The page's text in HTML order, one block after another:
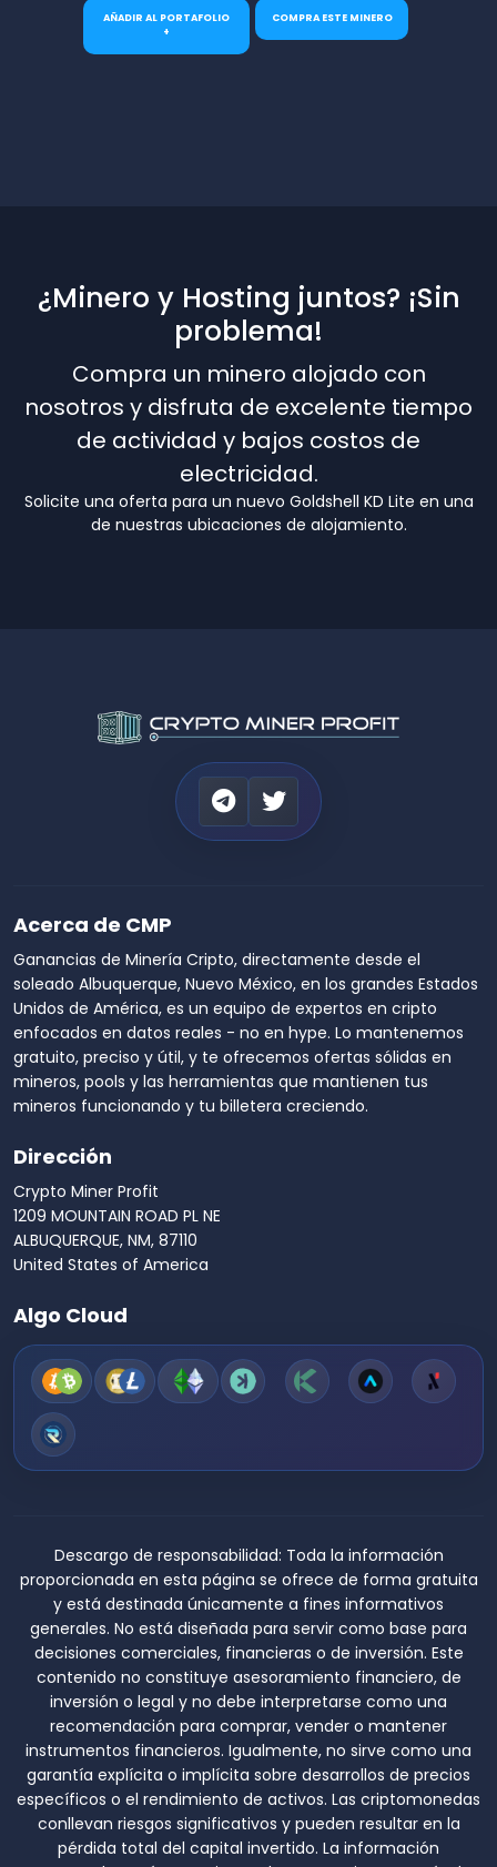
AÑADIR AL PORTAFOLIO
+
COMPRA ESTE MINERO
¿Minero y Hosting juntos? ¡Sin
problema!
Compra un minero alojado con
nosotros y disfruta de excelente tiempo
de actividad y bajos costos de
electricidad.
Solicite una oferta para un nuevo Goldshell KD Lite en una
de nuestras ubicaciones de alojamiento.
Acerca de CMP
Ganancias de Minería Cripto, directamente desde el
soleado Albuquerque, Nuevo México, en los grandes Estados
Unidos de América, es un equipo de expertos en cripto
enfocados en datos reales - no en hype. Lo mantenemos
gratuito, preciso y útil, y te ofrecemos ofertas sólidas en
mineros, pools y las herramientas que mantienen tus
mineros funcionando y tu billetera creciendo.
Dirección
Crypto Miner Profit
1209 MOUNTAIN ROAD PL NE
ALBUQUERQUE, NM, 87110
United States of America
Algo Cloud
Descargo de responsabilidad: Toda la información
proporcionada en esta página se ofrece de forma gratuita
y está destinada únicamente a fines informativos
generales. No está diseñada para servir como base para
decisiones comerciales, financieras o de inversión. Este
contenido no constituye asesoramiento financiero, de
inversión o legal y no debe interpretarse como una
recomendación para comprar, vender o mantener
instrumentos financieros. Igualmente, no sirve como una
garantía explícita o implícita sobre desarrollos de precios
específicos o el rendimiento de activos. Las criptomonedas
conllevan riesgos significativos y pueden resultar en la
pérdida total del capital invertido. La información